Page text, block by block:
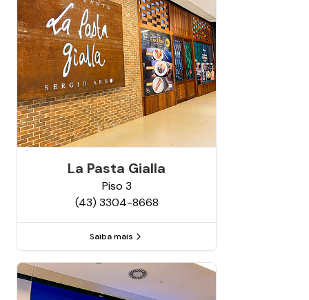
La Pasta Gialla
Piso 3
(43) 3304-8668
Saiba mais